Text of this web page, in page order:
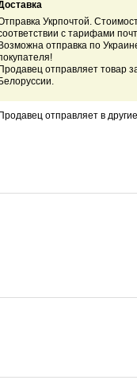
Укрпочтой.
с тарифами
Возможна отправка по
Продавец отправляет товар
Белоруссии.
Продавец отправляет в